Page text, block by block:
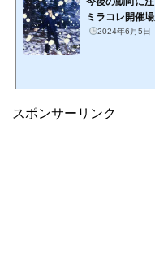
ミラコレ開催
2024年6月5日
スポンサーリンク